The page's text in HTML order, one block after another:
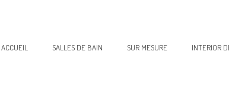
ACCUEIL SALLES DE BAIN SUR MESURE INTERIOR